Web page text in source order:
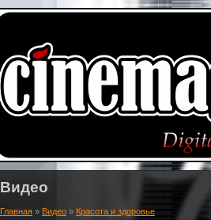
Видео
Главная » Видео » Красота и здоровье